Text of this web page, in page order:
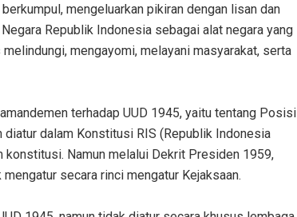
mengeluarkan pikiran dengan lisan dan
Republik Indonesia sebagai alat negara yang
mengayomi, melayani masyarakat, serta
terhadap UUD 1945, yaitu tentang Posisi
diatur dalam ‎Konstitusi RIS (Republik Indonesia
Namun melalui Dekrit Presiden 1959,
secara rinci mengatur Kejaksaan.